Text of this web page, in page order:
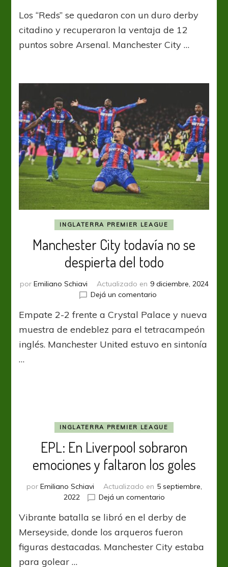
es
rojo
Liverpool
Los “Reds” se quedaron con un duro derby
citadino y recuperaron la ventaja de 12
puntos sobre Arsenal. Manchester City …
INGLATERRA PREMIER LEAGUE
Manchester City todavía no se
despierta del todo
por Emiliano Schiavi Actualizado en 9 diciembre, 2024
Dejá un comentarioen
City
todavía
se
Empate 2-2 frente a Crystal Palace y nueva
muestra de endeblez para el tetracampeón
inglés. Manchester United estuvo en sintonía
…
INGLATERRA PREMIER LEAGUE
EPL: En Liverpool sobraron
emociones y faltaron los goles
por Emiliano Schiavi Actualizado en 5 septiembre,
2022
Dejá un comentarioen
En
Liverpool
emociones
Vibrante batalla se libró en el derby de
Merseyside, donde los arqueros fueron
figuras destacadas. Manchester City estaba
para golear …